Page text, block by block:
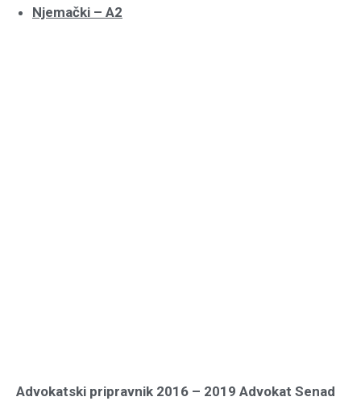
Njemački – A2
Advokatski pripravnik 2016 – 2019 Advokat Senad